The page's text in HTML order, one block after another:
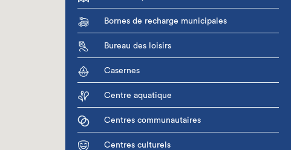
Bornes de recharge municipales
Bureau des loisirs
Casernes
Centre aquatique
Centres communautaires
Centres culturels